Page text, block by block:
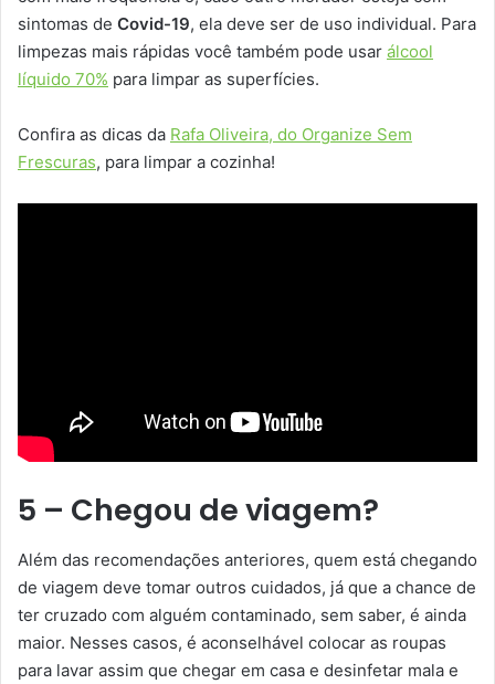
sintomas de Covid-19, ela deve ser de uso individual. Para
limpezas mais rápidas você também pode usar álcool
líquido 70% para limpar as superfícies.
Confira as dicas da Rafa Oliveira, do Organize Sem
Frescuras, para limpar a cozinha!
5 – Chegou de viagem?
Além das recomendações anteriores, quem está chegando
de viagem deve tomar outros cuidados, já que a chance de
ter cruzado com alguém contaminado, sem saber, é ainda
maior. Nesses casos, é aconselhável colocar as roupas
para lavar assim que chegar em casa e desinfetar mala e